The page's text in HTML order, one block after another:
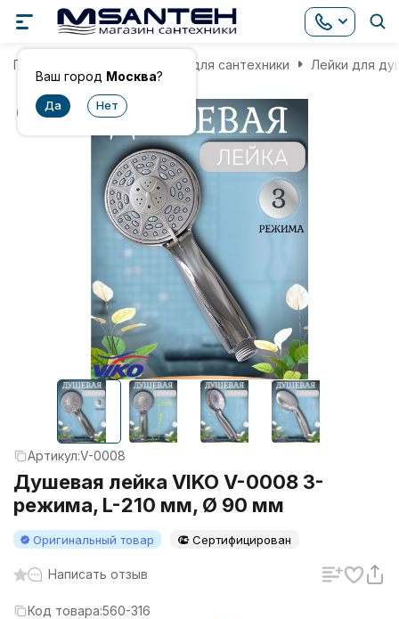
Ваш город Москва?
Главная Комплектующие для сантехники Лейки для
хит
Артикул:V-0008
Душевая лейка VIKO V-0008 3-
режима, L-210 мм, Ø 90 мм
Оригинальный товар Сертифицирован
Написать отзыв
Код товара:560-316